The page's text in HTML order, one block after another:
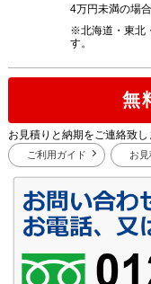
4万円未満の場
※北海道・東北
す。
無
お見積りと納期をご連絡致し
ご利用ガイド お